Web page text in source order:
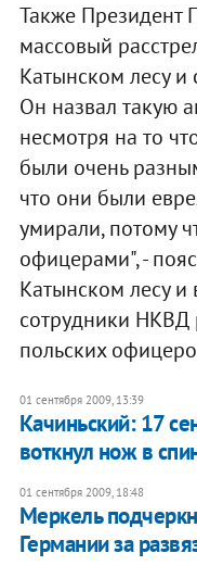
Также Президент
массовый
Катынском лесу и
Он назвал такую
несмотря на то
были очень
что они были
умирали, потому
офицерами", -
Катынском лесу и
сотрудники НКВД
польских
01 сентября 2009, 13:39
Качиньский: 17
воткнул нож в
01 сентября 2009, 18:48
Меркель
Германии за